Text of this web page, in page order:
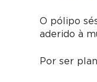
O pólipo
aderido à
Por ser